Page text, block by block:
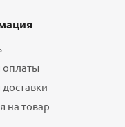
оплаты
на товар